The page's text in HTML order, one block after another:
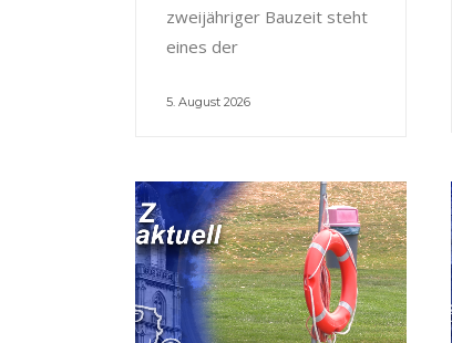
zweijähriger Bauzeit steht
eines der
5. August 2026